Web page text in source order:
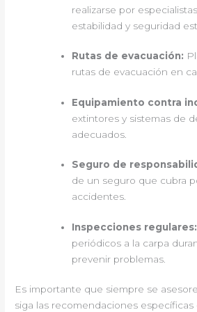
realizarse por
estabilidad y seguridad
Rutas de evacuación:
rutas de evacuación en
Equipamiento contra
extintores y sistemas de
adecuados.
Seguro de
de un seguro que cubra
accidentes.
Inspecciones regulares:
periódicos a la carpa
prevenir problemas.
Es importante que siempre se
siga las recomendaciones